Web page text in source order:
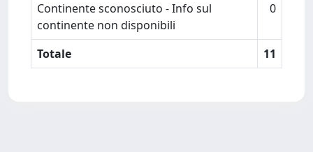
Continente sconosciuto - Info sul
continente non disponibili
0
Totale 11